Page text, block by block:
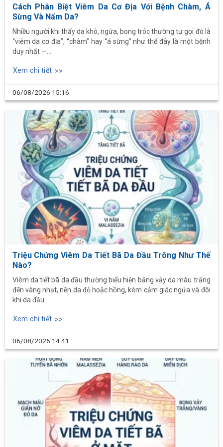
Cách Phân Biệt Viêm Da Cơ Địa Với Bệnh Chàm, Á
Sừng Và Nấm Da?
Nhiều người khi thấy da khô, ngứa, bong tróc thường tự gọi đó là
“viêm da cơ địa”, “chàm” hay “á sừng” như thể đây là một bệnh
duy nhất —...
Xem chi tiết
06/08/2026 15:16
Triệu Chứng Viêm Da Tiết Bã Da Đầu Trông Như Thế
Nào?
Viêm da tiết bã da đầu thường biểu hiện bằng vảy da màu trắng
đến vàng nhạt, nền da đỏ hoặc hồng, kèm cảm giác ngứa và đôi
khi da đầu...
Xem chi tiết
06/08/2026 14:41